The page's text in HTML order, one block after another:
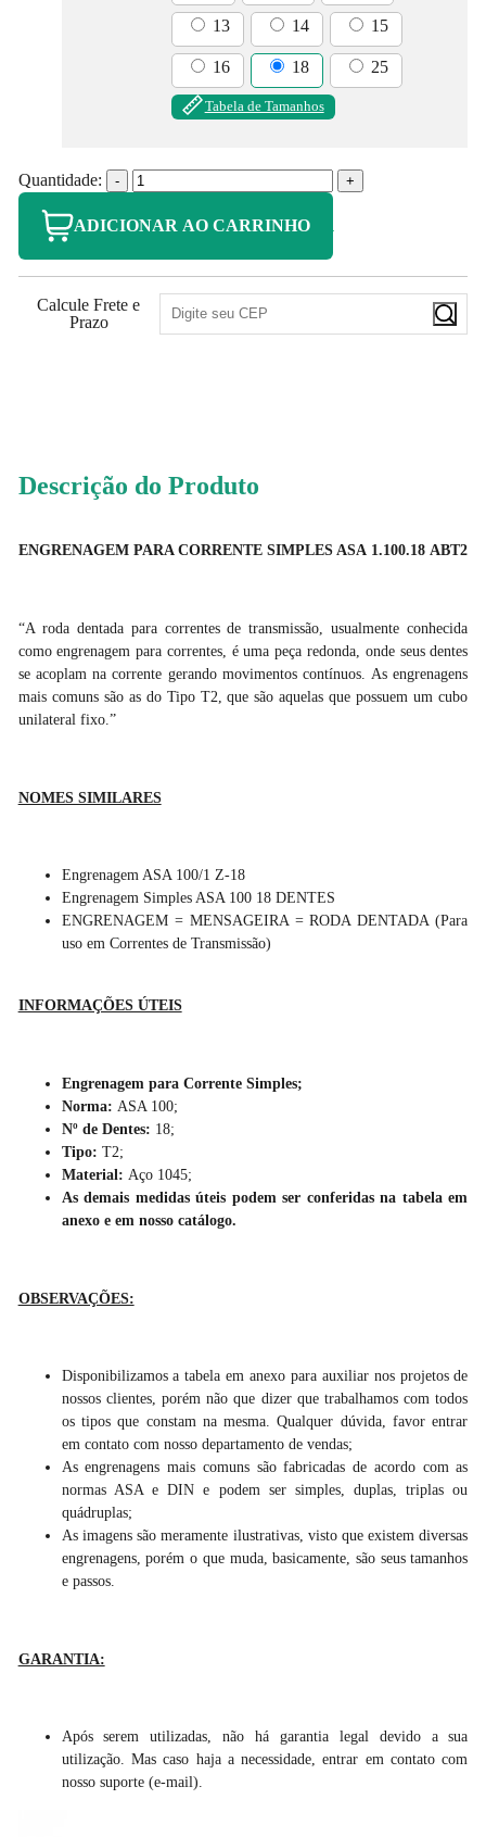
13 14 15
16 18 25
Tabela de Tamanhos
Quantidade: - +
ADICIONAR AO CARRINHO
Calcule Frete e
Prazo
Descrição do Produto
ENGRENAGEM PARA CORRENTE SIMPLES ASA 1.100.18 ABT2
“A roda dentada para correntes de transmissão, usualmente conhecida
como engrenagem para correntes, é uma peça redonda, onde seus dentes
se acoplam na corrente gerando movimentos contínuos. As engrenagens
mais comuns são as do Tipo T2, que são aquelas que possuem um cubo
unilateral fixo.”
NOMES SIMILARES
Engrenagem ASA 100/1 Z-18
Engrenagem Simples ASA 100 18 DENTES
ENGRENAGEM = MENSAGEIRA = RODA DENTADA (Para
uso em Correntes de Transmissão)
INFORMAÇÕES ÚTEIS
Engrenagem para Corrente Simples;
Norma: ASA 100;
Nº de Dentes: 18;
Tipo: T2;
Material: Aço 1045;
As demais medidas úteis podem ser conferidas na tabela em
anexo e em nosso catálogo.
OBSERVAÇÕES:
Disponibilizamos a tabela em anexo para auxiliar nos projetos de
nossos clientes, porém não que dizer que trabalhamos com todos
os tipos que constam na mesma. Qualquer dúvida, favor entrar
em contato com nosso departamento de vendas;
As engrenagens mais comuns são fabricadas de acordo com as
normas ASA e DIN e podem ser simples, duplas, triplas ou
quádruplas;
As imagens são meramente ilustrativas, visto que existem diversas
engrenagens, porém o que muda, basicamente, são seus tamanhos
e passos.
GARANTIA:
Após serem utilizadas, não há garantia legal devido a sua
utilização. Mas caso haja a necessidade, entrar em contato com
nosso suporte (e-mail).